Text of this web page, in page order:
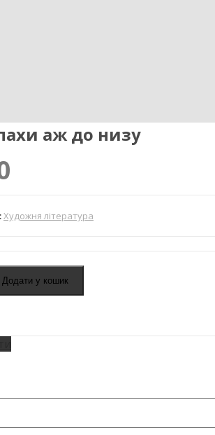
аж до низу
Художня література
Додати у кошик